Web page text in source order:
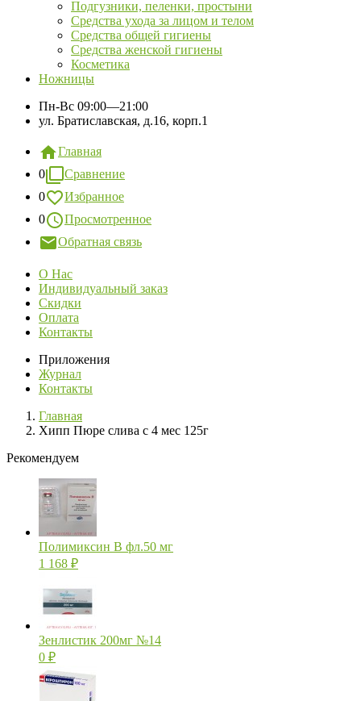
Подгузники, пеленки, простыни
Средства ухода за лицом и телом
Средства общей гигиены
Средства женской гигиены
Косметика
Ножницы
Пн-Вс 09:00—21:00
ул. Братиславская, д.16, корп.1
Главная
0
Сравнение
0
Избранное
0
Просмотренное
Обратная связь
О Нас
Индивидуальный заказ
Скидки
Оплата
Контакты
Приложения
Журнал
Контакты
Главная
Хипп Пюре слива с 4 мес 125г
Рекомендуем
Полимиксин В фл.50 мг
1 168 ₽
Зенлистик 200мг №14
0 ₽